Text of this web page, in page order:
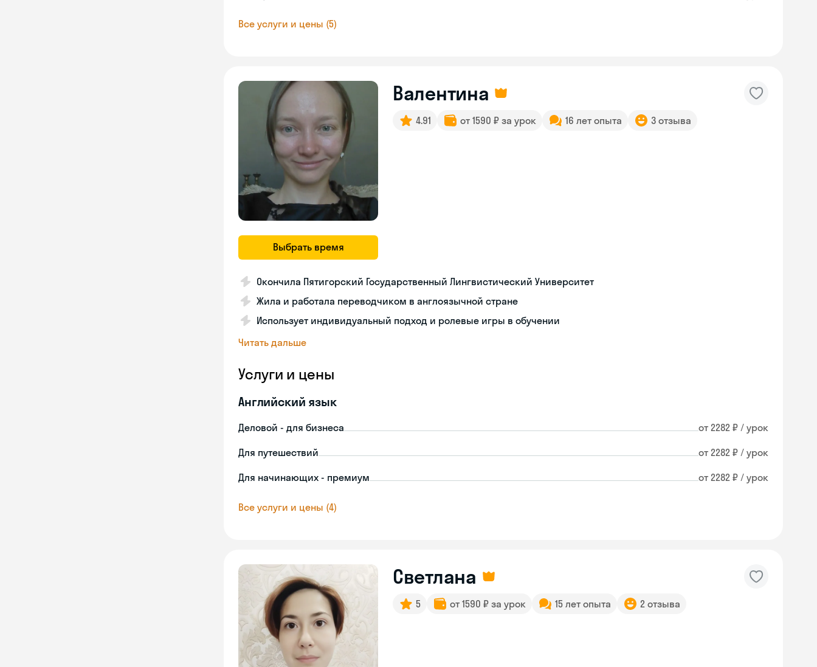
Все услуги и цены (5)
Выбрать время
Валентина
4.91 от 1590 ₽ за урок 16 лет опыта 3 отзыва
Окончила Пятигорский Государственный Лингвистический Университет
Жила и работала переводчиком в англоязычной стране
Использует индивидуальный подход и ролевые игры в обучении
Читать дальше
Услуги и цены
Английский язык
Деловой - для бизнеса от 2282 ₽ / урок
Для путешествий от 2282 ₽ / урок
Для начинающих - премиум от 2282 ₽ / урок
Все услуги и цены (4)
Светлана
5 от 1590 ₽ за урок 15 лет опыта 2 отзыва